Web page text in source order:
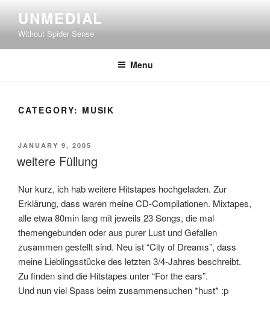
content
UNMEDIAL
Without Spider Sense
Menu
CATEGORY: MUSIK
POSTED
JANUARY 9, 2005
weitere Füllung
Nur kurz, ich hab weitere Hitstapes hochgeladen. Zur
Erklärung, dass waren meine CD-Compilationen. Mixtapes,
alle etwa 80min lang mit jeweils 23 Songs, die mal
themengebunden oder aus purer Lust und Gefallen
zusammen gestellt sind. Neu ist “City of Dreams”, dass
meine Lieblingsstücke des letzten 3/4-Jahres beschreibt.
Zu finden sind die Hitstapes unter “For the ears”.
Und nun viel Spass beim zusammensuchen *hust* :p